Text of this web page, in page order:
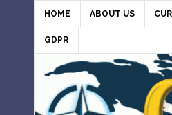
HOME ABOUT US
GDPR